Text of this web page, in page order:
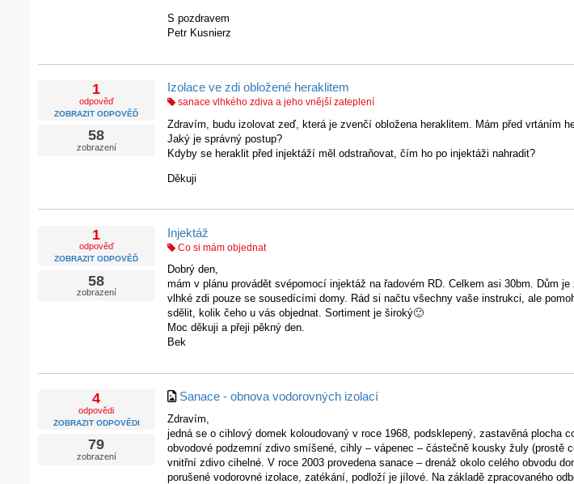
S pozdravem
Petr Kusnierz
1
odpověď
ZOBRAZIT ODPOVĚĎ
58
zobrazení
Izolace ve zdi obložené heraklitem
sanace vlhkého zdiva a jeho vnější zateplení
Zdravím, budu izolovat zeď, která je zvenčí obložena heraklitem. Mám před vrtáním
Jaký je správný postup?
Kdyby se heraklit před injektáží měl odstraňovat, čím ho po injektáži nahradit?
Děkuji
1
odpověď
ZOBRAZIT ODPOVĚĎ
58
zobrazení
Injektáž
Co si mám objednat
Dobrý den,
mám v plánu provádět svépomocí injektáž na řadovém RD. Celkem asi 30bm. Dům
vlhké zdi pouze se sousedícími domy. Rád si načtu všechny vaše instrukci, ale
sdělit, kolik čeho u vás objednat. Sortiment je široký🙂
Moc děkuji a přeji pěkný den.
Bek
4
odpovědi
ZOBRAZIT ODPOVĚDI
79
zobrazení
Sanace - obnova vodorovných izolací
Zdravím,
jedná se o cihlový domek koloudovaný v roce 1968, podsklepený, zastavěná plocha
obvodové podzemní zdivo smíšené, cihly – vápenec – částečně kousky žuly (prostě
vnitřní zdivo cihelné. V roce 2003 provedena sanace – drenáž okolo celého obvodu
porušené vodorovné izolace, zatékání, podloží je jílové. Na základě zpracovaného